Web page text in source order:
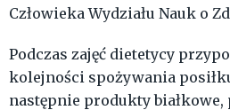
Człowieka Wydziału Nauk o
Podczas zajęć dietetycy
kolejności spożywania
następnie produkty